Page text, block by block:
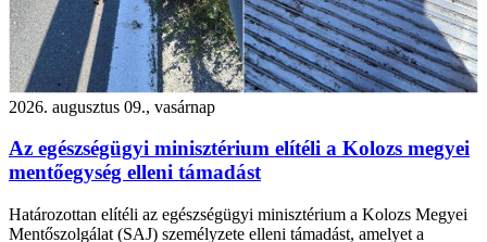
2026. augusztus 09., vasárnap
Az egészségügyi minisztérium elítéli a Kolozs megyei
mentőegység elleni támadást
Határozottan elítéli az egészségügyi minisztérium a Kolozs Megyei
Mentőszolgálat (SAJ) személyzete elleni támadást, amelyet a